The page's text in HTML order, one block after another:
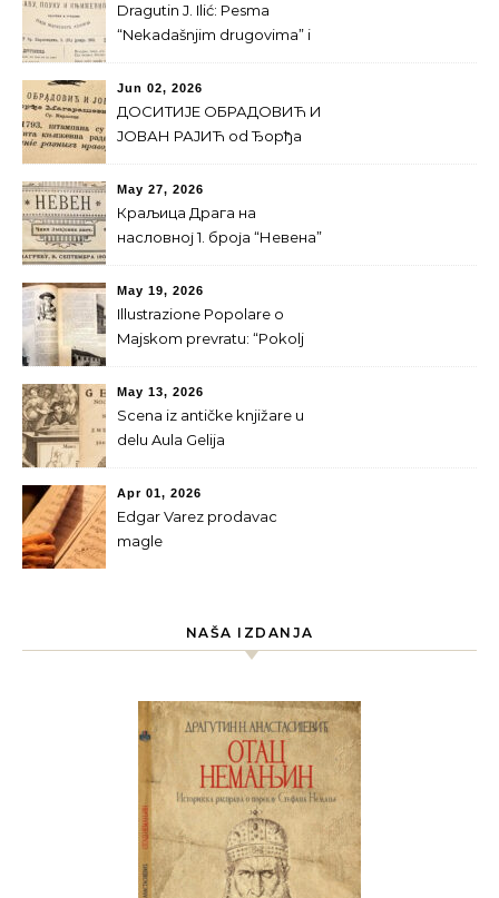
Dragutin J. Ilić: Pesma
“Nekadašnjim drugovima” i
Jun 02, 2026
ДОСИТИЈЕ ОБРАДОВИЋ И
ЈОВАН РАЈИЋ od Ђорђa
May 27, 2026
Краљица Драга на
насловној 1. броја “Невена”
May 19, 2026
Illustrazione Popolare o
Majskom prevratu: “Pokolj
May 13, 2026
Scena iz antičke knjižare u
delu Aula Gelija
Apr 01, 2026
Edgar Varez prodavac
magle
NAŠA IZDANJA